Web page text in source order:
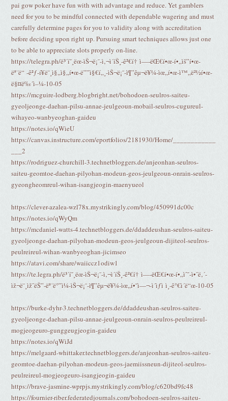
pai gow poker have fun with with advantage and reduce. Yet gamblers
need for you to be mindful connected with dependable wagering and must
carefully determine pages for you to validity along with accreditation
before deciding upon right up. Pursuing smart techniques allows just one
to be able to appreciate slots properly on-line.
https://telegra.ph/ë³´í˜¸ëœ-ìŠ¬ë¡¯-ì‚¬ì´íŠ¸-ê²€í† ì—-ëŒ€í•œ-í•„ìš”í•œ-
ëª¨ë“ -ê²ƒ-í¥ë¯¸ì§„ì§„í•œ-ë””ì§€í„¸-ìŠ¬ë¡¯-ì¶”êµ¬ë¥¼-ìœ„í•œ-ì™„ë²½í•œ-
ë§¤ë‰´ì–¼-10-05
https://mcguire-lodberg.blogbright.net/bohodoen-seulros-saiteu-
gyeoljeonge-daehan-pilsu-annae-jeulgeoun-mobail-seulros-cugureul-
wihayeo-wanbyeoghan-gaideu
https://notes.io/qWieU
https://canvas.instructure.com/eportfolios/2181930/Home/____________
___2
https://rodriguez-churchill-3.technetbloggers.de/anjeonhan-seulros-
saiteu-geomtoe-daehan-pilyohan-modeun-geos-jeulgeoun-onrain-seulros-
gyeongheomreul-wihan-isangjeogin-maenyueol
https://clever-azalea-wzl78x.mystrikingly.com/blog/450991dc00c
https://notes.io/qWyQm
https://mcdaniel-watts-4.technetbloggers.de/ddaddeushan-seulros-saiteu-
gyeoljeonge-daehan-pilyohan-modeun-geos-jeulgeoun-dijiteol-seulros-
peulreireul-wihan-wanbyeoghan-jicimseo
https://atavi.com/share/waiiccz1odiw1
https://te.legra.ph/ë³´í˜¸ëœ-ìŠ¬ë¡¯-ì‚¬ì´íŠ¸-ê²€í† ì—-ëŒ€í•œ-í•„ìˆ˜-ì•ˆë‚´-
ìž¬ë¯¸ìžˆëŠ”-ëª¨ë°”ì¼-ìŠ¬ë¡¯-ì¶”êµ¬ë¥¼-ìœ„í•˜ì—¬-ì´ìƒì ì¸-ê°€ì´ë“œ-10-05
https://burke-dyhr-3.technetbloggers.de/ddaddeushan-seulros-saiteu-
gyeoljeonge-daehan-pilsu-annae-jeulgeoun-onrain-seulros-peulreireul-
mogjeogeuro-gunggeugjeogin-gaideu
https://notes.io/qWiJd
https://melgaard-whittaker.technetbloggers.de/anjeonhan-seulros-saiteu-
geomtoe-daehan-pilyohan-modeun-geos-jaemiissneun-dijiteol-seulros-
peulreireul-mogjeogeuro-isangjeogin-gaideu
https://brave-jasmine-wprpjs.mystrikingly.com/blog/c620bd9fc48
https://fournier-riber.federatedjournals.com/bohodoen-seulros-saiteu-